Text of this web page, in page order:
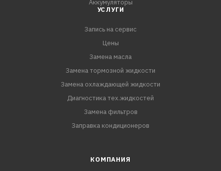
Аккумуляторы
УСЛУГИ
Запись на сервис
Цены
Замена масла
Замена тормозной жидкости
Замена охлаждающей жидкости
Диагностика тех.жидкостей
Замена фильтров
Заправка кондиционеров
КОМПАНИЯ